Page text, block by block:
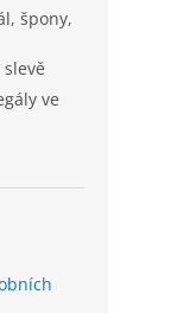
špony,
ve